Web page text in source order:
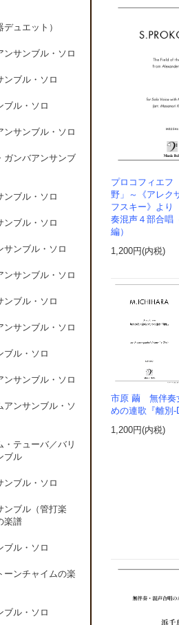
プロコフィエ
野」～《アレク
フスキー》よ
奏混声４部合唱
編）
1,200円(内税)
市原 繭 無伴奏
めの連歌『離別-
1,200円(内税)
ュエット）
ンサンブル・ソロ
ンブル・ソロ
ブル・ソロ
ンサンブル・ソロ
ガンバアンサンブ
ンブル・ソロ
ンブル・ソロ
サンブル・ソロ
ンサンブル・ソロ
ンブル・ソロ
ンサンブル・ソロ
ブル・ソロ
ンサンブル・ソロ
アンサンブル・ソ
・テューバ／バリ
ブル
ンブル・ソロ
ンブル（管打楽
楽譜
ブル・ソロ
ーンチャイムの楽
ブル・ソロ